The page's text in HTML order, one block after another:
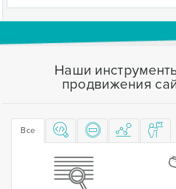
Наши
продвижения
Все